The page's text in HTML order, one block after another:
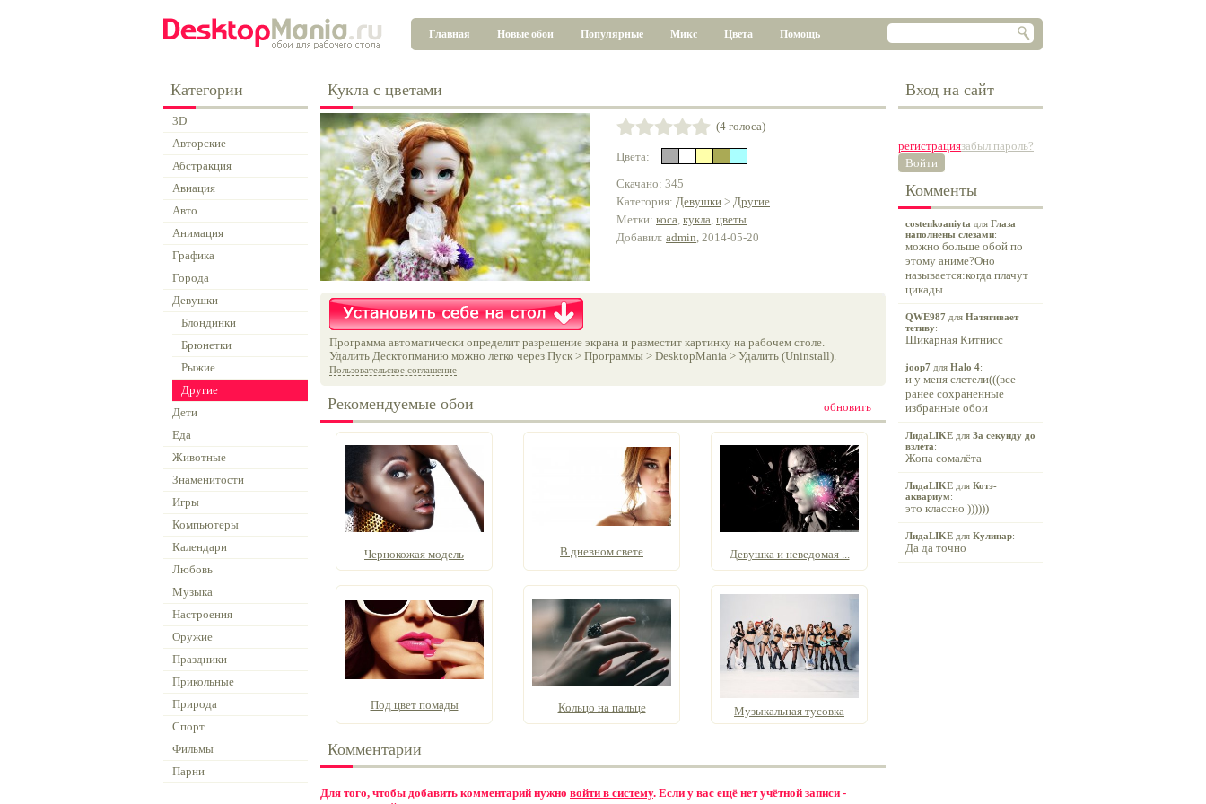
Главная Новые обои Популярные Микс Цвета Помощь
Категории
3D
Авторские
Абстракция
Авиация
Авто
Анимация
Графика
Города
Девушки
Блондинки
Брюнетки
Рыжие
Другие
Дети
Еда
Животные
Знаменитости
Игры
Компьютеры
Календари
Любовь
Музыка
Настроения
Оружие
Праздники
Прикольные
Природа
Спорт
Фильмы
Парни
Кукла с цветами
(4 голоса)
Цвета:
Скачано: 345
Категория: Девушки > Другие
Метки: коса, кукла, цветы
Добавил: admin, 2014-05-20
Программа автоматически определит разрешение экрана и разместит картинку на рабочем столе.
Удалить Десктопманию можно легко через Пуск > Программы > DesktopMania > Удалить (Uninstall).
Пользовательское соглашение
обновить
Рекомендуемые обои
Чернокожая модель В дневном свете Девушка и неведомая ...
Под цвет помады Кольцо на пальце Музыкальная тусовка
Комментарии
Для того, чтобы добавить комментарий нужно войти в систему. Если у вас ещё нет учётной записи -
Вход на сайт
регистрациязабыл пароль?
Войти
Комменты
costenkoaniyta для Глаза
наполнены слезами:
можно больше обой по
этому аниме?Оно
называется:когда плачут
цикады
QWE987 для Натягивает
тетиву:
Шикарная Китнисс
joop7 для Halo 4:
и у меня слетели(((все
ранее сохраненные
избранные обои
ЛидаLIKE для За секунду до
взлета:
Жопа сомалёта
ЛидаLIKE для Котэ-
аквариум:
это классно ))))))
ЛидаLIKE для Кулинар:
Да да точно